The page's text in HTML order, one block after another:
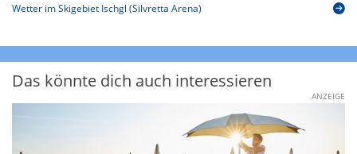
Wetter im Skigebiet Ischgl (Silvretta Arena)
Das könnte dich auch interessieren
ANZEIGE